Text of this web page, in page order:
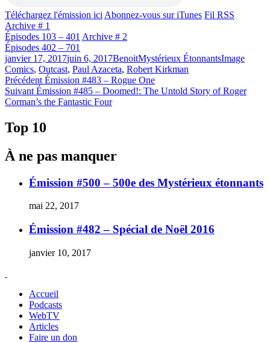
Téléchargez l'émission ici Abonnez-vous sur iTunes Fil RSS
Archive # 1
Épisodes 103 – 401 Archive # 2
Épisodes 402 – 701
Publié
le
janvier 17, 2017juin 6, 2017BenoitCatégories
Mystérieux ÉtonnantsÉtiquettes
Image
Comics, Outcast, Paul Azaceta, Robert Kirkman
Navigation
de
Précédent Article
précédent :
Émission #483 – Rogue One
Suivant Article
Suivant :
Émission #485 – Doomed!: The Untold Story of Roger
Corman’s the Fantastic Four
Top 10
À ne pas manquer
Émission #500 – 500e des Mystérieux étonnants
mai 22, 2017
Émission #482 – Spécial de Noël 2016
janvier 10, 2017
Accueil
Podcasts
WebTV
Articles
Faire un don